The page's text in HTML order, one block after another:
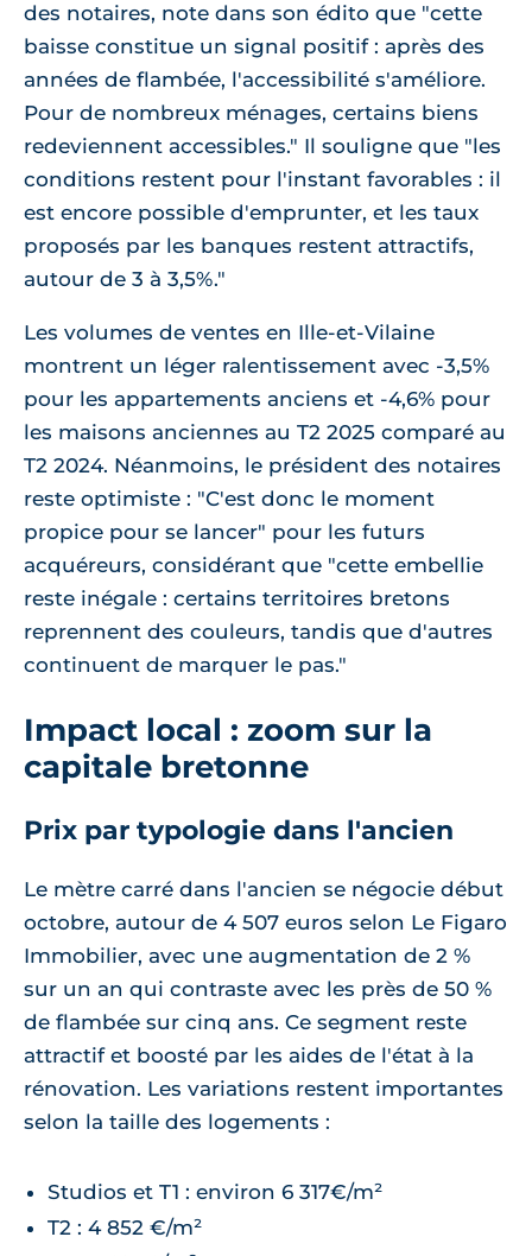
des notaires, note dans son édito que "cette
baisse constitue un signal positif : après des
années de flambée, l'accessibilité s'améliore.
Pour de nombreux ménages, certains biens
redeviennent accessibles." Il souligne que "les
conditions restent pour l'instant favorables : il
est encore possible d'emprunter, et les taux
proposés par les banques restent attractifs,
autour de 3 à 3,5%."
Les volumes de ventes en Ille-et-Vilaine
montrent un léger ralentissement avec -3,5%
pour les appartements anciens et -4,6% pour
les maisons anciennes au T2 2025 comparé au
T2 2024. Néanmoins, le président des notaires
reste optimiste : "C'est donc le moment
propice pour se lancer" pour les futurs
acquéreurs, considérant que "cette embellie
reste inégale : certains territoires bretons
reprennent des couleurs, tandis que d'autres
continuent de marquer le pas."
Impact local : zoom sur la
capitale bretonne
Prix par typologie dans l'ancien
Le mètre carré dans l'ancien se négocie début
octobre, autour de 4 507 euros selon Le Figaro
Immobilier, avec une augmentation de 2 %
sur un an qui contraste avec les près de 50 %
de flambée sur cinq ans. Ce segment reste
attractif et boosté par les aides de l'état à la
rénovation. Les variations restent importantes
selon la taille des logements :
Studios et T1 : environ 6 317€/m²
T2 : 4 852 €/m²